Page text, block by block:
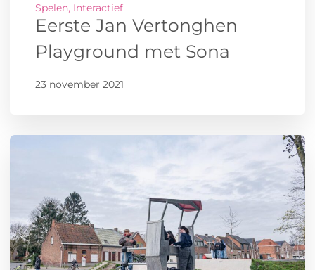
Spelen, Interactief
Eerste Jan Vertonghen
Playground met Sona
23 november 2021